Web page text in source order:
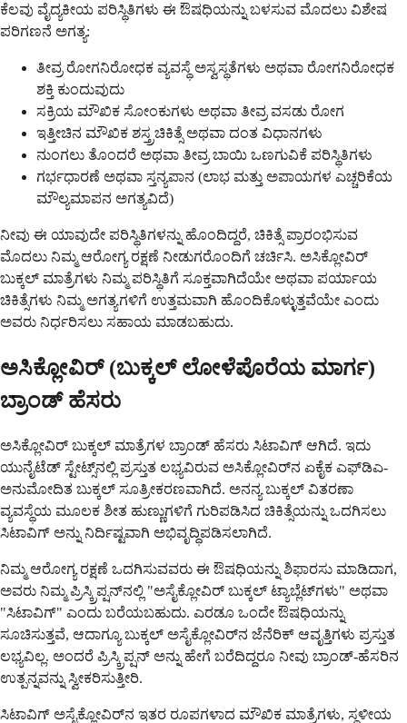
ಕೆಲವು ವೈದ್ಯಕೀಯ ಪರಿಸ್ಥಿತಿಗಳು ಈ ಔಷಧಿಯನ್ನು ಬಳಸುವ ಮೊದಲು ವಿಶೇಷ
ಪರಿಗಣನೆ ಅಗತ್ಯ:
ತೀವ್ರ ರೋಗನಿರೋಧಕ ವ್ಯವಸ್ಥೆ ಅಸ್ವಸ್ಥತೆಗಳು ಅಥವಾ ರೋಗನಿರೋಧಕ
ಶಕ್ತಿ ಕುಂದುವುದು
ಸಕ್ರಿಯ ಮೌಖಿಕ ಸೋಂಕುಗಳು ಅಥವಾ ತೀವ್ರ ವಸಡು ರೋಗ
ಇತ್ತೀಚಿನ ಮೌಖಿಕ ಶಸ್ತ್ರಚಿಕಿತ್ಸೆ ಅಥವಾ ದಂತ ವಿಧಾನಗಳು
ನುಂಗಲು ತೊಂದರೆ ಅಥವಾ ತೀವ್ರ ಬಾಯಿ ಒಣಗುವಿಕೆ ಪರಿಸ್ಥಿತಿಗಳು
ಗರ್ಭಧಾರಣೆ ಅಥವಾ ಸ್ತನ್ಯಪಾನ (ಲಾಭ ಮತ್ತು ಅಪಾಯಗಳ ಎಚ್ಚರಿಕೆಯ
ಮೌಲ್ಯಮಾಪನ ಅಗತ್ಯವಿದೆ)
ನೀವು ಈ ಯಾವುದೇ ಪರಿಸ್ಥಿತಿಗಳನ್ನು ಹೊಂದಿದ್ದರೆ, ಚಿಕಿತ್ಸೆ ಪ್ರಾರಂಭಿಸುವ
ಮೊದಲು ನಿಮ್ಮ ಆರೋಗ್ಯ ರಕ್ಷಣೆ ನೀಡುಗರೊಂದಿಗೆ ಚರ್ಚಿಸಿ. ಅಸಿಕ್ಲೋವಿರ್
ಬುಕ್ಕಲ್ ಮಾತ್ರೆಗಳು ನಿಮ್ಮ ಪರಿಸ್ಥಿತಿಗೆ ಸೂಕ್ತವಾಗಿದೆಯೇ ಅಥವಾ ಪರ್ಯಾಯ
ಚಿಕಿತ್ಸೆಗಳು ನಿಮ್ಮ ಅಗತ್ಯಗಳಿಗೆ ಉತ್ತಮವಾಗಿ ಹೊಂದಿಕೊಳ್ಳುತ್ತವೆಯೇ ಎಂದು
ಅವರು ನಿರ್ಧರಿಸಲು ಸಹಾಯ ಮಾಡಬಹುದು.
ಅಸಿಕ್ಲೋವಿರ್ (ಬುಕ್ಕಲ್ ಲೋಳೆಪೊರೆಯ ಮಾರ್ಗ)
ಬ್ರಾಂಡ್ ಹೆಸರು
ಅಸಿಕ್ಲೋವಿರ್ ಬುಕ್ಕಲ್ ಮಾತ್ರೆಗಳ ಬ್ರಾಂಡ್ ಹೆಸರು ಸಿಟಾವಿಗ್ ಆಗಿದೆ. ಇದು
ಯುನೈಟೆಡ್ ಸ್ಟೇಟ್ಸ್‌ನಲ್ಲಿ ಪ್ರಸ್ತುತ ಲಭ್ಯವಿರುವ ಅಸಿಕ್ಲೋವಿರ್‌ನ ಏಕೈಕ ಎಫ್‌ಡಿಎ-
ಅನುಮೋದಿತ ಬುಕ್ಕಲ್ ಸೂತ್ರೀಕರಣವಾಗಿದೆ. ಅನನ್ಯ ಬುಕ್ಕಲ್ ವಿತರಣಾ
ವ್ಯವಸ್ಥೆಯ ಮೂಲಕ ಶೀತ ಹುಣ್ಣುಗಳಿಗೆ ಗುರಿಪಡಿಸಿದ ಚಿಕಿತ್ಸೆಯನ್ನು ಒದಗಿಸಲು
ಸಿಟಾವಿಗ್ ಅನ್ನು ನಿರ್ದಿಷ್ಟವಾಗಿ ಅಭಿವೃದ್ಧಿಪಡಿಸಲಾಗಿದೆ.
ನಿಮ್ಮ ಆರೋಗ್ಯ ರಕ್ಷಣೆ ಒದಗಿಸುವವರು ಈ ಔಷಧಿಯನ್ನು ಶಿಫಾರಸು ಮಾಡಿದಾಗ,
ಅವರು ನಿಮ್ಮ ಪ್ರಿಸ್ಕ್ರಿಪ್ಷನ್‌ನಲ್ಲಿ "ಅಸೈಕ್ಲೋವಿರ್ ಬುಕ್ಕಲ್ ಟ್ಯಾಬ್ಲೆಟ್‌ಗಳು" ಅಥವಾ
"ಸಿಟಾವಿಗ್" ಎಂದು ಬರೆಯಬಹುದು. ಎರಡೂ ಒಂದೇ ಔಷಧಿಯನ್ನು
ಸೂಚಿಸುತ್ತವೆ, ಆದಾಗ್ಯೂ ಬುಕ್ಕಲ್ ಅಸೈಕ್ಲೋವಿರ್‌ನ ಜೆನೆರಿಕ್ ಆವೃತ್ತಿಗಳು ಪ್ರಸ್ತುತ
ಲಭ್ಯವಿಲ್ಲ. ಅಂದರೆ ಪ್ರಿಸ್ಕ್ರಿಪ್ಷನ್ ಅನ್ನು ಹೇಗೆ ಬರೆದಿದ್ದರೂ ನೀವು ಬ್ರಾಂಡ್-ಹೆಸರಿನ
ಉತ್ಪನ್ನವನ್ನು ಸ್ವೀಕರಿಸುತ್ತೀರಿ.
ಸಿಟಾವಿಗ್ ಅಸೈಕ್ಲೋವಿರ್‌ನ ಇತರ ರೂಪಗಳಾದ ಮೌಖಿಕ ಮಾತ್ರೆಗಳು, ಸ್ಥಳೀಯ